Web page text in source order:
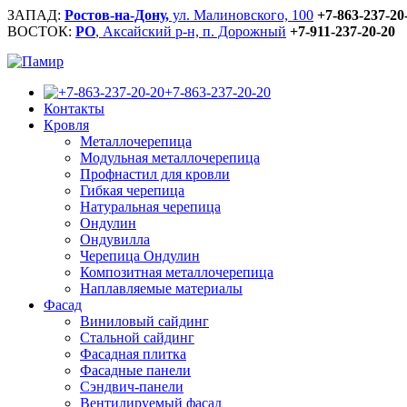
ЗАПАД: Ростов-на-Дону, ул. Малиновского, 100 +7-863-237-
ВОСТОК: РО, Аксайский р-н, п. Дорожный +7-911-237-20-20
+7-863-237-20-20
Контакты
Кровля
Металлочерепица
Модульная металлочерепица
Профнастил для кровли
Гибкая черепица
Натуральная черепица
Ондулин
Ондувилла
Черепица Ондулин
Композитная металлочерепица
Наплавляемые материалы
Фасад
Виниловый сайдинг
Стальной сайдинг
Фасадная плитка
Фасадные панели
Сэндвич-панели
Вентилируемый фасад